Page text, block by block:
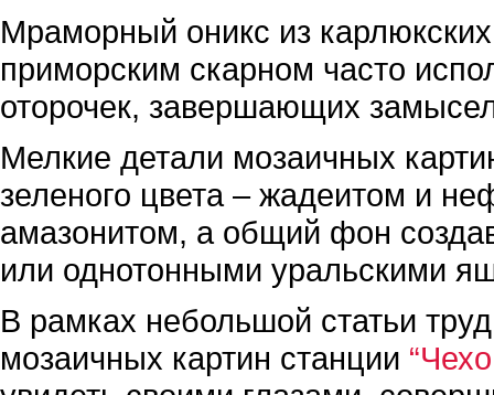
Мраморный оникс из
приморским скарном часто
оторочек, завершающих
Мелкие детали мозаичных
зеленого цвета – жадеитом и
амазонитом, а общий фон
или однотонными уральскими
В рамках небольшой статьи
мозаичных картин станции